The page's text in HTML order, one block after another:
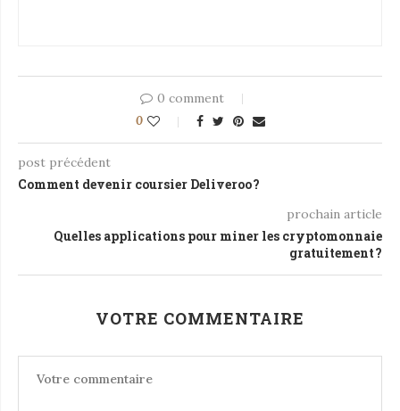
0 comment
0
post précédent
Comment devenir coursier Deliveroo ?
prochain article
Quelles applications pour miner les cryptomonnaie
gratuitement ?
VOTRE COMMENTAIRE